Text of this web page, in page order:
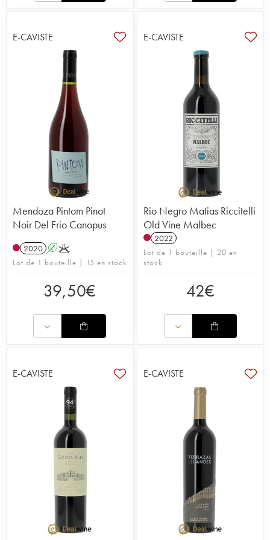
E-CAVISTE
Mendoza Pintom Pinot
Noir Del Frio Canopus
2020 AK
Lot de 1 bouteille | 15 en stock
39,50€
E-CAVISTE
Rio Negro Matias Riccitelli
Old Vine Malbec
2022
Lot de 1 bouteille | 20 en
stock
42€
E-CAVISTE E-CAVISTE